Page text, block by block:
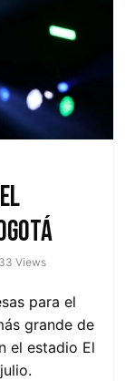
Views
para el
grande de
el estadio El